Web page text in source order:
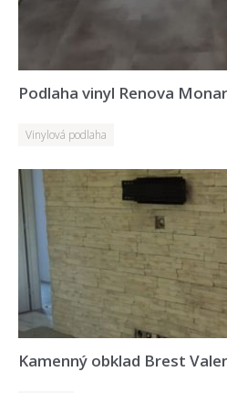
Podlaha vinyl Renova
Vinylová podlaha
Kamenný obklad Brest